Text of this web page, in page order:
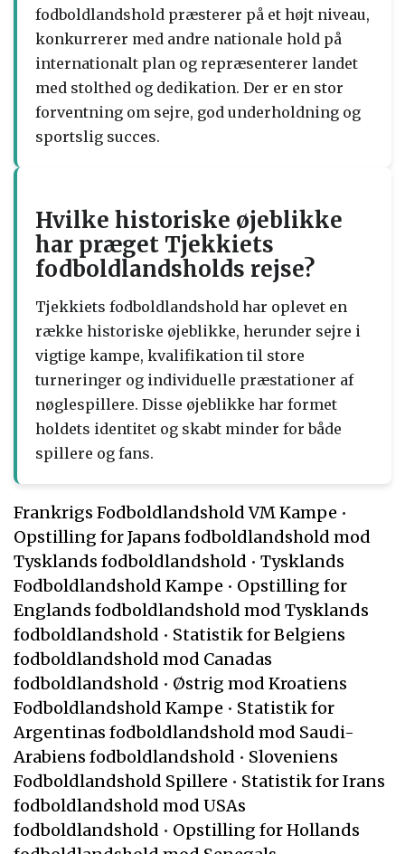
fodboldlandshold præsterer på et højt niveau,
konkurrerer med andre nationale hold på
internationalt plan og repræsenterer landet
med stolthed og dedikation. Der er en stor
forventning om sejre, god underholdning og
sportslig succes.
Hvilke historiske øjeblikke
har præget Tjekkiets
fodboldlandsholds rejse?
Tjekkiets fodboldlandshold har oplevet en
række historiske øjeblikke, herunder sejre i
vigtige kampe, kvalifikation til store
turneringer og individuelle præstationer af
nøglespillere. Disse øjeblikke har formet
holdets identitet og skabt minder for både
spillere og fans.
Frankrigs Fodboldlandshold VM Kampe •
Opstilling for Japans fodboldlandshold mod
Tysklands fodboldlandshold • Tysklands
Fodboldlandshold Kampe • Opstilling for
Englands fodboldlandshold mod Tysklands
fodboldlandshold • Statistik for Belgiens
fodboldlandshold mod Canadas
fodboldlandshold • Østrig mod Kroatiens
Fodboldlandshold Kampe • Statistik for
Argentinas fodboldlandshold mod Saudi-
Arabiens fodboldlandshold • Sloveniens
Fodboldlandshold Spillere • Statistik for Irans
fodboldlandshold mod USAs
fodboldlandshold • Opstilling for Hollands